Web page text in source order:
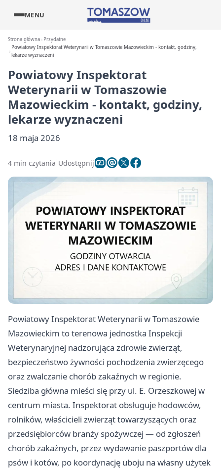
MENU
Strona główna
Przydatne
Powiatowy Inspektorat Weterynarii w Tomaszowie Mazowieckim - kontakt, godziny,
lekarze wyznaczeni
Powiatowy Inspektorat
Weterynarii w Tomaszowie
Mazowieckim - kontakt, godziny,
lekarze wyznaczeni
18 maja 2026
4 min czytania Udostępnij
Powiatowy Inspektorat Weterynarii w Tomaszowie
Mazowieckim to terenowa jednostka Inspekcji
Weterynaryjnej nadzorująca zdrowie zwierząt,
bezpieczeństwo żywności pochodzenia zwierzęcego
oraz zwalczanie chorób zakaźnych w regionie.
Siedziba główna mieści się przy ul. E. Orzeszkowej w
centrum miasta. Inspektorat obsługuje hodowców,
rolników, właścicieli zwierząt towarzyszących oraz
przedsiębiorców branży spożywczej — od zgłoszeń
chorób zakaźnych, przez wydawanie paszportów dla
psów i kotów, po koordynację uboju na własny użytek